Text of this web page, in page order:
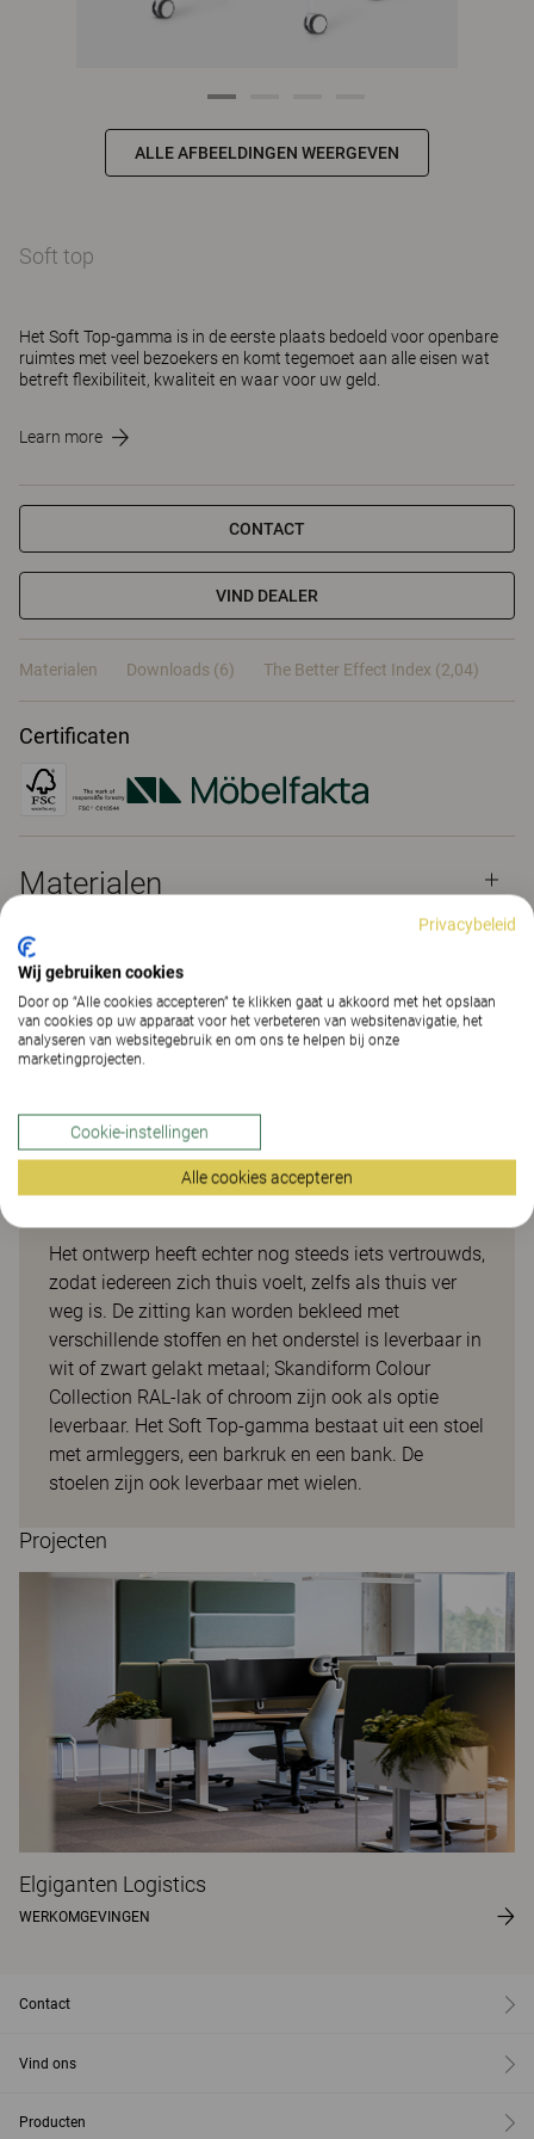
ALLE AFBEELDINGEN WEERGEVEN
Soft top
Het Soft Top-gamma is in de eerste plaats bedoeld voor openbare
ruimtes met veel bezoekers en komt tegemoet aan alle eisen wat
betreft flexibiliteit, kwaliteit en waar voor uw geld.
Learn more
CONTACT
VIND DEALER
Materialen Downloads (6) The Better Effect Index (2,04)
Certificaten
Materialen
Downloads (
The Better Effect Index (2,04)
Soft top
Het ontwerp heeft echter nog steeds iets vertrouwds,
zodat iedereen zich thuis voelt, zelfs als thuis ver
weg is. De zitting kan worden bekleed met
verschillende stoffen en het onderstel is leverbaar in
wit of zwart gelakt metaal; Skandiform Colour
Collection RAL-lak of chroom zijn ook als optie
leverbaar. Het Soft Top-gamma bestaat uit een stoel
met armleggers, een barkruk en een bank. De
stoelen zijn ook leverbaar met wielen.
Projecten
Elgiganten Logistics
WERKOMGEVINGEN
Contact
Vind ons
Producten
Privacybeleid
Wij gebruiken cookies
Door op “Alle cookies accepteren” te klikken gaat u akkoord met het opslaan
van cookies op uw apparaat voor het verbeteren van websitenavigatie, het
analyseren van websitegebruik en om ons te helpen bij onze
marketingprojecten.
Cookie-instellingen
Alle cookies accepteren